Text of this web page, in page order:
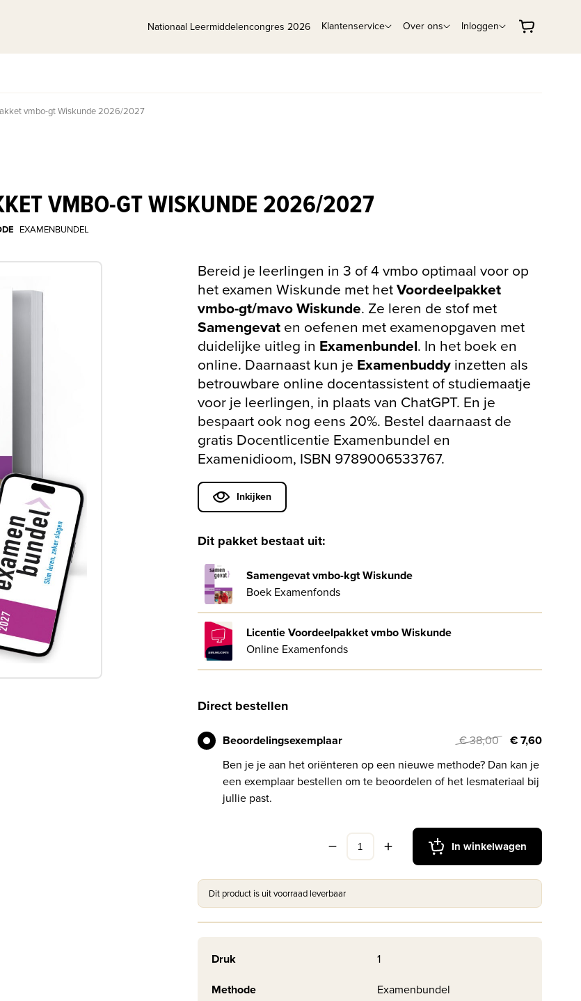
Nationaal Leermiddelencongres 2026 Klantenservice Over ons Inloggen
vmbo-gt Wiskunde 2026/2027
VMBO-GT WISKUNDE 2026/2027
EXAMENBUNDEL
Bereid je leerlingen in 3 of 4 vmbo optimaal voor op
het examen Wiskunde met hetVoordeelpakket
vmbo-gt/mavo Wiskunde. Ze leren de stof met
Samengevaten oefenen met examenopgaven met
duidelijke uitleg in Examenbundel. In het boek en
online. Daarnaast kun je Examenbuddyinzetten als
betrouwbare online docentassistent of studiemaatje
voor je leerlingen, in plaats van ChatGPT. En je
bespaart ook nog eens 20%. Bestel daarnaast de
gratis Docentlicentie Examenbundel en
Examenidioom, ISBN 9789006533767.
Inkijken
Dit pakket bestaat uit:
Samengevat vmbo-kgt Wiskunde
Boek Examenfonds
Licentie Voordeelpakket vmbo Wiskunde
Online Examenfonds
Direct bestellen
Beoordelingsexemplaar € 38,00
€ 7,60
Ben je je aan het oriënteren op een nieuwe methode? Dan kan je
een exemplaar bestellen om te beoordelen of het lesmateriaal bij
jullie past.
In winkelwagen
Dit product is uit voorraad leverbaar
Druk
1
Methode
Examenbundel